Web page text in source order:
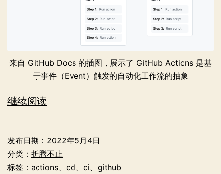
来自 GitHub Docs 的插图，展示了 GitHub Actions 是基
于事件（Event）触发的自动化工作流的抽象
继续阅读
GitHub
Actions
构
发布日期： 2022年5月4日
分类： 折腾不止
标签： actions cd ci github